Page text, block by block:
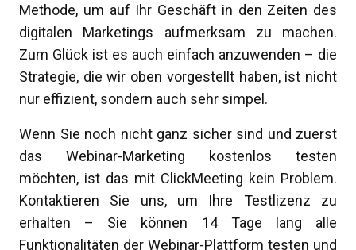
Methode, um auf Ihr Geschäft in den Zeiten des
digitalen Marketings aufmerksam zu machen.
Zum Glück ist es auch einfach anzuwenden – die
Strategie, die wir oben vorgestellt haben, ist nicht
nur effizient, sondern auch sehr simpel.
Wenn Sie noch nicht ganz sicher sind und zuerst
das Webinar-Marketing kostenlos testen
möchten, ist das mit ClickMeeting kein Problem.
Kontaktieren Sie uns, um Ihre Testlizenz zu
erhalten – Sie können 14 Tage lang alle
Funktionalitäten der Webinar-Plattform testen und